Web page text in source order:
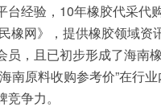
台经验，10年橡胶代采代
橡网》，提供橡胶领域资
员，且已初步形成了海南
南原料收购参考价”在行
争力。